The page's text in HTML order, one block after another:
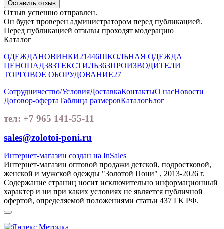
Оставить отзыв
Отзыв успешно отправлен.
Он будет проверен администратором перед публикацией.
Перед публикацией отзывы проходят модерацию
Каталог
ОДЕЖДАНОВИНКИ21446ШКОЛЬНАЯ ОДЕЖДА
ЦЕНОПАД383ТЕКСТИЛЬ363ПРОИЗВОДИТЕЛИ
ТОРГОВОЕ ОБОРУДОВАНИЕ27
Сотрудничество/УсловияДоставкаКонтактыО насНовости
Договор-офертаТаблица размеровКаталогБлог
тел: +7 965 141-55-11
sales@zolotoi-poni.ru
Интернет-магазин создан на InSales
Интернет-магазин оптовой продажи детской, подростковой,
женской и мужской одежды "Золотой Пони" , 2013-2026 г.
Содержание страниц носит исключительно информационный
характер и ни при каких условиях не является публичной
офертой, определяемой положениями статьи 437 ГК РФ.